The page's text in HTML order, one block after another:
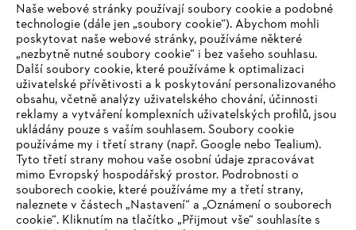
Naše webové stránky používají soubory cookie a podobné
technologie (dále jen „soubory cookie“). Abychom mohli
poskytovat naše webové stránky, používáme některé
„nezbytně nutné soubory cookie“ i bez vašeho souhlasu.
Další soubory cookie, které používáme k optimalizaci
uživatelské přívětivosti a k poskytování personalizovaného
obsahu, včetně analýzy uživatelského chování, účinnosti
reklamy a vytváření komplexních uživatelských profilů, jsou
ukládány pouze s vaším souhlasem. Soubory cookie
používáme my i třetí strany (např. Google nebo Tealium).
Tyto třetí strany mohou vaše osobní údaje zpracovávat
mimo Evropský hospodářský prostor. Podrobnosti o
souborech cookie, které používáme my a třetí strany,
naleznete v částech „Nastavení“ a „Oznámení o souborech
cookie“. Kliknutím na tlačítko „Přijmout vše“ souhlasíte s